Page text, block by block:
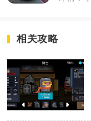
相关攻略